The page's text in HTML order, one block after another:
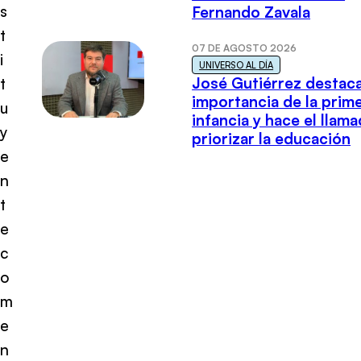
s
t
i
t
u
y
e
n
t
e
c
o
m
e
n
Fernando Zavala
07 DE AGOSTO 2026
UNIVERSO AL DÍA
José Gutiérrez
importancia de la
infancia y hace el
priorizar la educación